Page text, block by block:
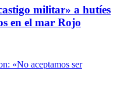
militar» a hutíes
en el mar Rojo